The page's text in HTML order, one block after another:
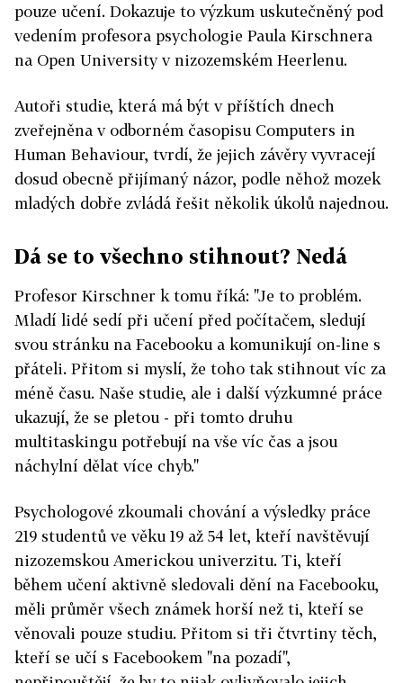
pouze učení. Dokazuje to výzkum uskutečněný pod
vedením profesora psychologie Paula Kirschnera
na Open University v nizozemském Heerlenu.
Autoři studie, která má být v příštích dnech
zveřejněna v odborném časopisu Computers in
Human Behaviour, tvrdí, že jejich závěry vyvracejí
dosud obecně přijímaný názor, podle něhož mozek
mladých dobře zvládá řešit několik úkolů najednou.
Dá se to všechno stihnout? Nedá
Profesor Kirschner k tomu říká: "Je to problém.
Mladí lidé sedí při učení před počítačem, sledují
svou stránku na Facebooku a komunikují on-line s
přáteli. Přitom si myslí, že toho tak stihnout víc za
méně času. Naše studie, ale i další výzkumné práce
ukazují, že se pletou - při tomto druhu
multitaskingu potřebují na vše víc čas a jsou
náchylní dělat více chyb."
Psychologové zkoumali chování a výsledky práce
219 studentů ve věku 19 až 54 let, kteří navštěvují
nizozemskou Americkou univerzitu. Ti, kteří
během učení aktivně sledovali dění na Facebooku,
měli průměr všech známek horší než ti, kteří se
věnovali pouze studiu. Přitom si tři čtvrtiny těch,
kteří se učí s Facebookem "na pozadí",